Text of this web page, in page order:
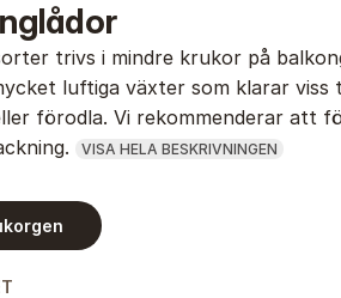
trivs i mindre krukor på
luftiga växter som klarar viss
förodla. Vi rekommenderar att
VISA HELA BESKRIVNINGEN